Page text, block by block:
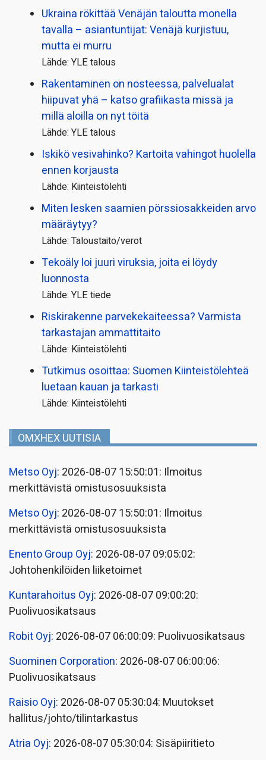
Ukraina rökittää Venäjän taloutta monella
tavalla – asiantuntijat: Venäjä kurjistuu,
mutta ei murru
Lähde: YLE talous
Rakentaminen on nosteessa, palvelualat
hiipuvat yhä – katso grafiikasta missä ja
millä aloilla on nyt töitä
Lähde: YLE talous
Iskikö vesivahinko? Kartoita vahingot huolella
ennen korjausta
Lähde: Kiinteistölehti
Miten lesken saamien pörssi­osakkeiden arvo
määräytyy?
Lähde: Taloustaito/verot
Tekoäly loi juuri viruksia, joita ei löydy
luonnosta
Lähde: YLE tiede
Riskirakenne parvekekaiteessa? Varmista
tarkastajan ammattitaito
Lähde: Kiinteistölehti
Tutkimus osoittaa: Suomen Kiinteistölehteä
luetaan kauan ja tarkasti
Lähde: Kiinteistölehti
OMXHEX UUTISIA
Metso Oyj: 2026-08-07 15:50:01: Ilmoitus
merkittävistä omistusosuuksista
Metso Oyj: 2026-08-07 15:50:01: Ilmoitus
merkittävistä omistusosuuksista
Enento Group Oyj: 2026-08-07 09:05:02:
Johtohenkilöiden liiketoimet
Kuntarahoitus Oyj: 2026-08-07 09:00:20:
Puolivuosikatsaus
Robit Oyj: 2026-08-07 06:00:09: Puolivuosikatsaus
Suominen Corporation: 2026-08-07 06:00:06:
Puolivuosikatsaus
Raisio Oyj: 2026-08-07 05:30:04: Muutokset
hallitus/johto/tilintarkastus
Atria Oyj: 2026-08-07 05:30:04: Sisäpiiritieto